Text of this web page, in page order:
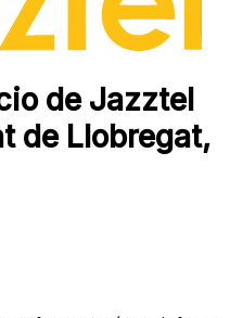
de Jazztel
de Llobregat,